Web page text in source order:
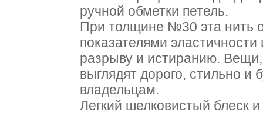
ручной обметки петель.
При толщине №30 эта нить
показателями
разрыву и истиранию.
выглядят дорого, стильно и
владельцам.
Легкий шелковистый блеск